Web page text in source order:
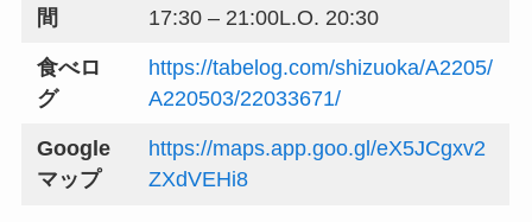
間
17:30 – 21:00L.O. 20:30
食べロ
グ
https://tabelog.com/shizuoka/A2205/
A220503/22033671/
Google
マップ
https://maps.app.goo.gl/eX5JCgxv2
ZXdVEHi8